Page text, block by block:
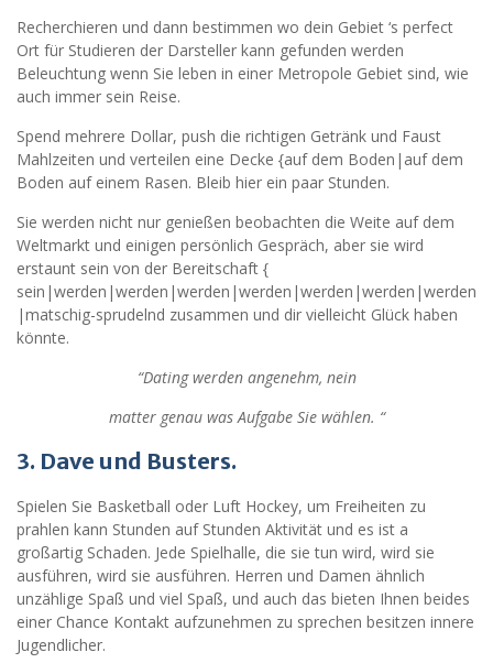
Recherchieren und dann bestimmen wo dein Gebiet ‘s perfect
Ort für Studieren der Darsteller kann gefunden werden
Beleuchtung wenn Sie leben in einer Metropole Gebiet sind, wie
auch immer sein Reise.
Spend mehrere Dollar, push die richtigen Getränk und Faust
Mahlzeiten und verteilen eine Decke {auf dem Boden|auf dem
Boden auf einem Rasen. Bleib hier ein paar Stunden.
Sie werden nicht nur genießen beobachten die Weite auf dem
Weltmarkt und einigen persönlich Gespräch, aber sie wird
erstaunt sein von der Bereitschaft {
sein|werden|werden|werden|werden|werden|werden|werden
|matschig-sprudelnd zusammen und dir vielleicht Glück haben
könnte.
“Dating werden angenehm, nein
matter genau was Aufgabe Sie wählen. “
3. Dave und Busters.
Spielen Sie Basketball oder Luft Hockey, um Freiheiten zu
prahlen kann Stunden auf Stunden Aktivität und es ist a
großartig Schaden. Jede Spielhalle, die sie tun wird, wird sie
ausführen, wird sie ausführen. Herren und Damen ähnlich
unzählige Spaß und viel Spaß, und auch das bieten Ihnen beides
einer Chance Kontakt aufzunehmen zu sprechen besitzen innere
Jugendlicher.